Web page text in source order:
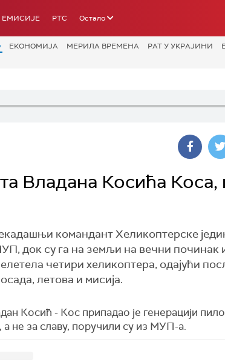
ЕМИСИЈЕ РТС Остало
ЕКОНОМИЈА МЕРИЛА ВРЕМЕНА РАТ У УКРАЈИНИ
Владана Косића Коса,
командант Хеликоптерске
док су га на земљи на вечни починак
четири хеликоптера, одајући
летова и мисија.
Косић - Кос припадао је генерацији
а не за славу, поручили су из МУП-а.